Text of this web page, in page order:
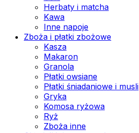
Herbaty i matcha
Kawa
Inne napoje
Zboża i płatki zbożowe
Kasza
Makaron
Granola
Płatki owsiane
Płatki śniadaniowe i musli
Gryka
Komosa ryżowa
Ryż
Zboża inne